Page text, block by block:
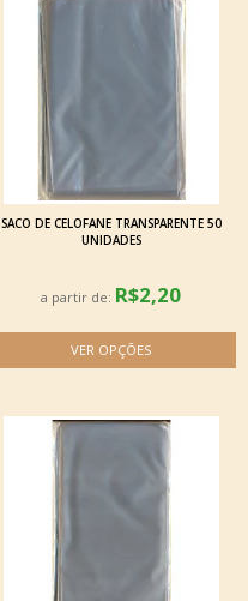
SACO DE CELOFANE TRANSPARENTE 50
UNIDADES
a partir de: R$2,20